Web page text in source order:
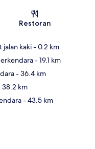
Restoran
jalan kaki- 0.2 km
- 19.1 km
- 36.4 km
38.2 km
- 43.5 km